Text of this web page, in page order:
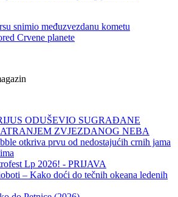
snimio međuzvezdanu kometu
Crvene planete
ODUŠEVIO SUGRAĐANE
ZVJEZDANOG NEBA
otkriva prvu od nedostajućih crnih jama
Lp 2026! - PRIJAVA
– Kako doći do tečnih okeana ledenih